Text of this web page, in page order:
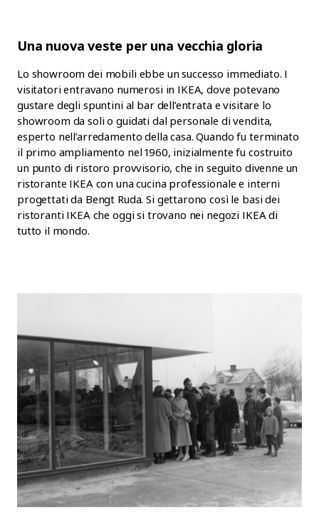
Una nuova veste per una vecchia gloria
Lo showroom dei mobili ebbe un successo immediato. I
visitatori entravano numerosi in IKEA, dove potevano
gustare degli spuntini al bar dell’entrata e visitare lo
showroom da soli o guidati dal personale di vendita,
esperto nell’arredamento della casa. Quando fu terminato
il primo ampliamento nel 1960, inizialmente fu costruito
un punto di ristoro provvisorio, che in seguito divenne un
ristorante IKEA con una cucina professionale e interni
progettati da Bengt Ruda. Si gettarono così le basi dei
ristoranti IKEA che oggi si trovano nei negozi IKEA di
tutto il mondo.